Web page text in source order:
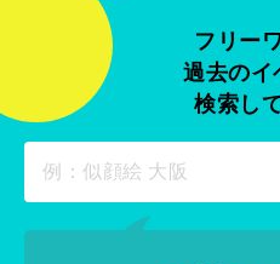
フリー
過去のイ
検索し